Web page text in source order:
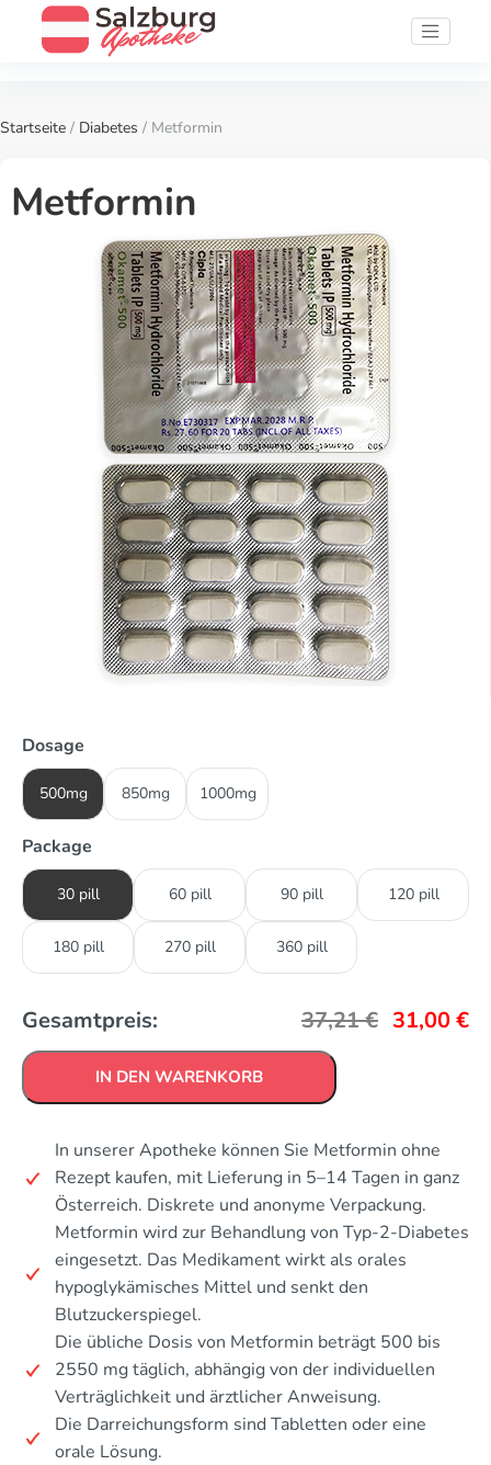
Startseite / Diabetes / Metformin
Metformin
Dosage
500mg 850mg 1000mg
Package
30 pill 60 pill 90 pill 120 pill
180 pill 270 pill 360 pill
Gesamtpreis: 37,21€ 31,00€
IN DEN WARENKORB
In unserer Apotheke können Sie Metformin ohne
Rezept kaufen, mit Lieferung in 5–14 Tagen in ganz
Österreich. Diskrete und anonyme Verpackung.
Metformin wird zur Behandlung von Typ-2-Diabetes
eingesetzt. Das Medikament wirkt als orales
hypoglykämisches Mittel und senkt den
Blutzuckerspiegel.
Die übliche Dosis von Metformin beträgt 500 bis
2550 mg täglich, abhängig von der individuellen
Verträglichkeit und ärztlicher Anweisung.
Die Darreichungsform sind Tabletten oder eine
orale Lösung.